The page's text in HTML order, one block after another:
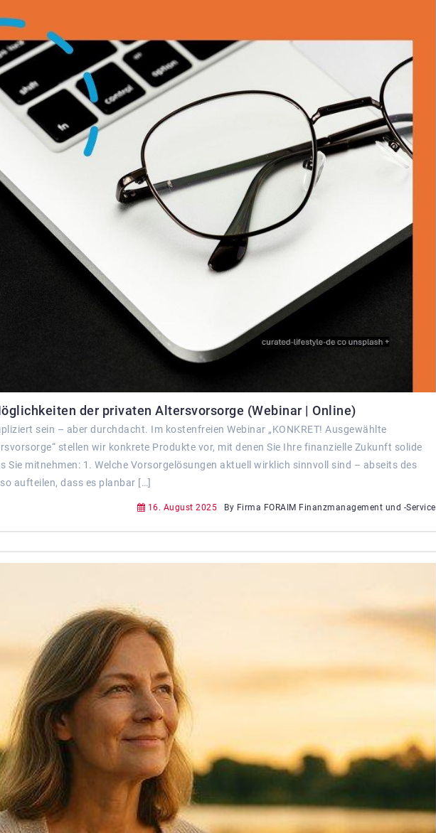
der privaten Altersvorsorge (Webinar | Online)
sein – aber durchdacht. Im kostenfreien Webinar „KONKRET! Ausgewählte
stellen wir konkrete Produkte vor, mit denen Sie Ihre finanzielle Zukunft solide
Sie mitnehmen: 1. Welche Vorsorgelösungen aktuell wirklich sinnvoll sind – abseits des
aufteilen, dass es planbar […]
16. August 2025 By Firma FORAIM Finanzmanagement und -Service